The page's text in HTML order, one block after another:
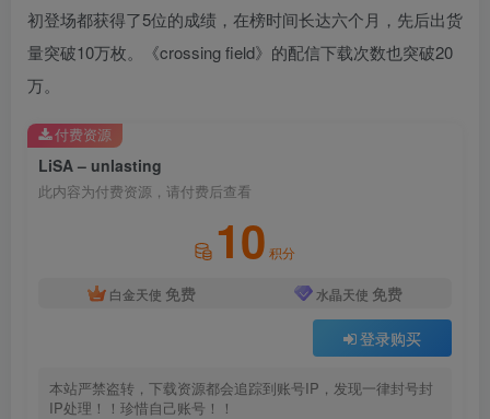
初登场都获得了5位的成绩，在榜时间长达六个月，先后出货
量突破10万枚。《crossing field》的配信下载次数也突破20
万。
LiSA – unlasting
此内容为付费资源，请付费后查看
10 积分
白金天使 免费 水晶天使 免费
登录购买
本站严禁盗转，下载资源都会追踪到账号IP，发现一律封号封
IP处理！！珍惜自己账号！！
付费资源